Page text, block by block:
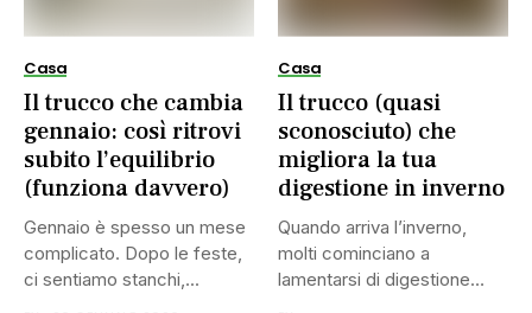
Casa
Il trucco che cambia
gennaio: così ritrovi
subito l’equilibrio
(funziona davvero)
Gennaio è spesso un mese
complicato. Dopo le feste,
ci sentiamo stanchi,...
Casa
Il trucco (quasi
sconosciuto) che
migliora la tua
digestione in inverno
Quando arriva l’inverno,
molti cominciano a
lamentarsi di digestione